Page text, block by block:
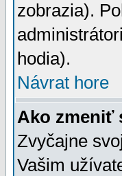
zobrazia).
hodia).
Návrat hore
Ako zmeniť
Zvyčajne
Vašim